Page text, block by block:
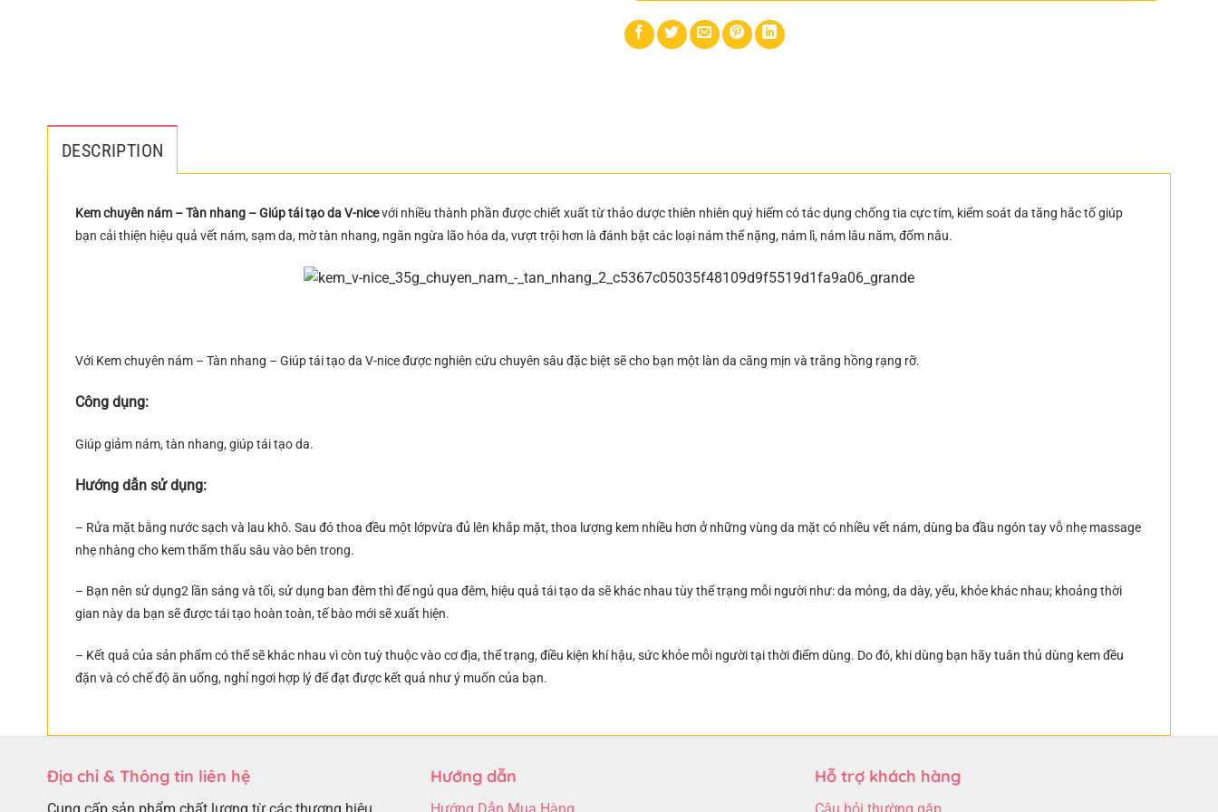
DESCRIPTION
Kem chuyên nám – Tàn nhang – Giúp tái tạo da V-nicevới nhiều thành phần được chiết xuất từ thảo dược thiên nhiên quý hiếm có tác dụng chống tia cực tím, kiểm soát da tăng hắc tố giúp
bạn cải thiện hiệu quả vết nám, sạm da, mờ tàn nhang, ngăn ngừa lão hóa da, vượt trội hơn là đánh bật các loại nám thể nặng, nám lì, nám lâu năm, đốm nâu.
Với Kem chuyên nám – Tàn nhang – Giúp tái tạo da V-nice được nghiên cứu chuyên sâu đặc biệt sẽ cho bạn một làn da căng mịn và trắng hồng rạng rỡ.
Công dụng:
Giúp giảm nám, tàn nhang, giúp tái tạo da.
Hướng dẫn sử dụng:
– Rửa mặt bằng nước sạch và lau khô. Sau đó thoa đều một lớpvừa đủ lên khắp mặt, thoa lượng kem nhiều hơn ở những vùng da mặt có nhiều vết nám, dùng ba đầu ngón tay vỗ nhẹ massage
nhẹ nhàng cho kem thẩm thấu sâu vào bên trong.
– Bạn nên sử dụng2 lần sáng và tối, sử dụng ban đêm thì để ngủ qua đêm, hiệu quả tái tạo da sẽ khác nhau tùy thể trạng mỗi người như: da mỏng, da dày, yếu, khỏe khác nhau; khoảng thời
gian này da bạn sẽ được tái tạo hoàn toàn, tế bào mới sẽ xuất hiện.
– Kết quả của sản phẩm có thể sẽ khác nhau vì còn tuỳ thuộc vào cơ địa, thể trạng, điều kiện khí hậu, sức khỏe mỗi người tại thời điểm dùng. Do đó, khi dùng bạn hãy tuân thủ dùng kem đều
đặn và có chế độ ăn uống, nghỉ ngơi hợp lý để đạt được kết quả như ý muốn của bạn.
Địa chỉ & Thông tin liên hệ Hướng dẫn Hỗ trợ khách hàng